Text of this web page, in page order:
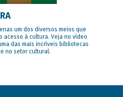
um dos diversos meios que
acesso à cultura. Veja no vídeo
das mais incríveis bibliotecas
no setor cultural.